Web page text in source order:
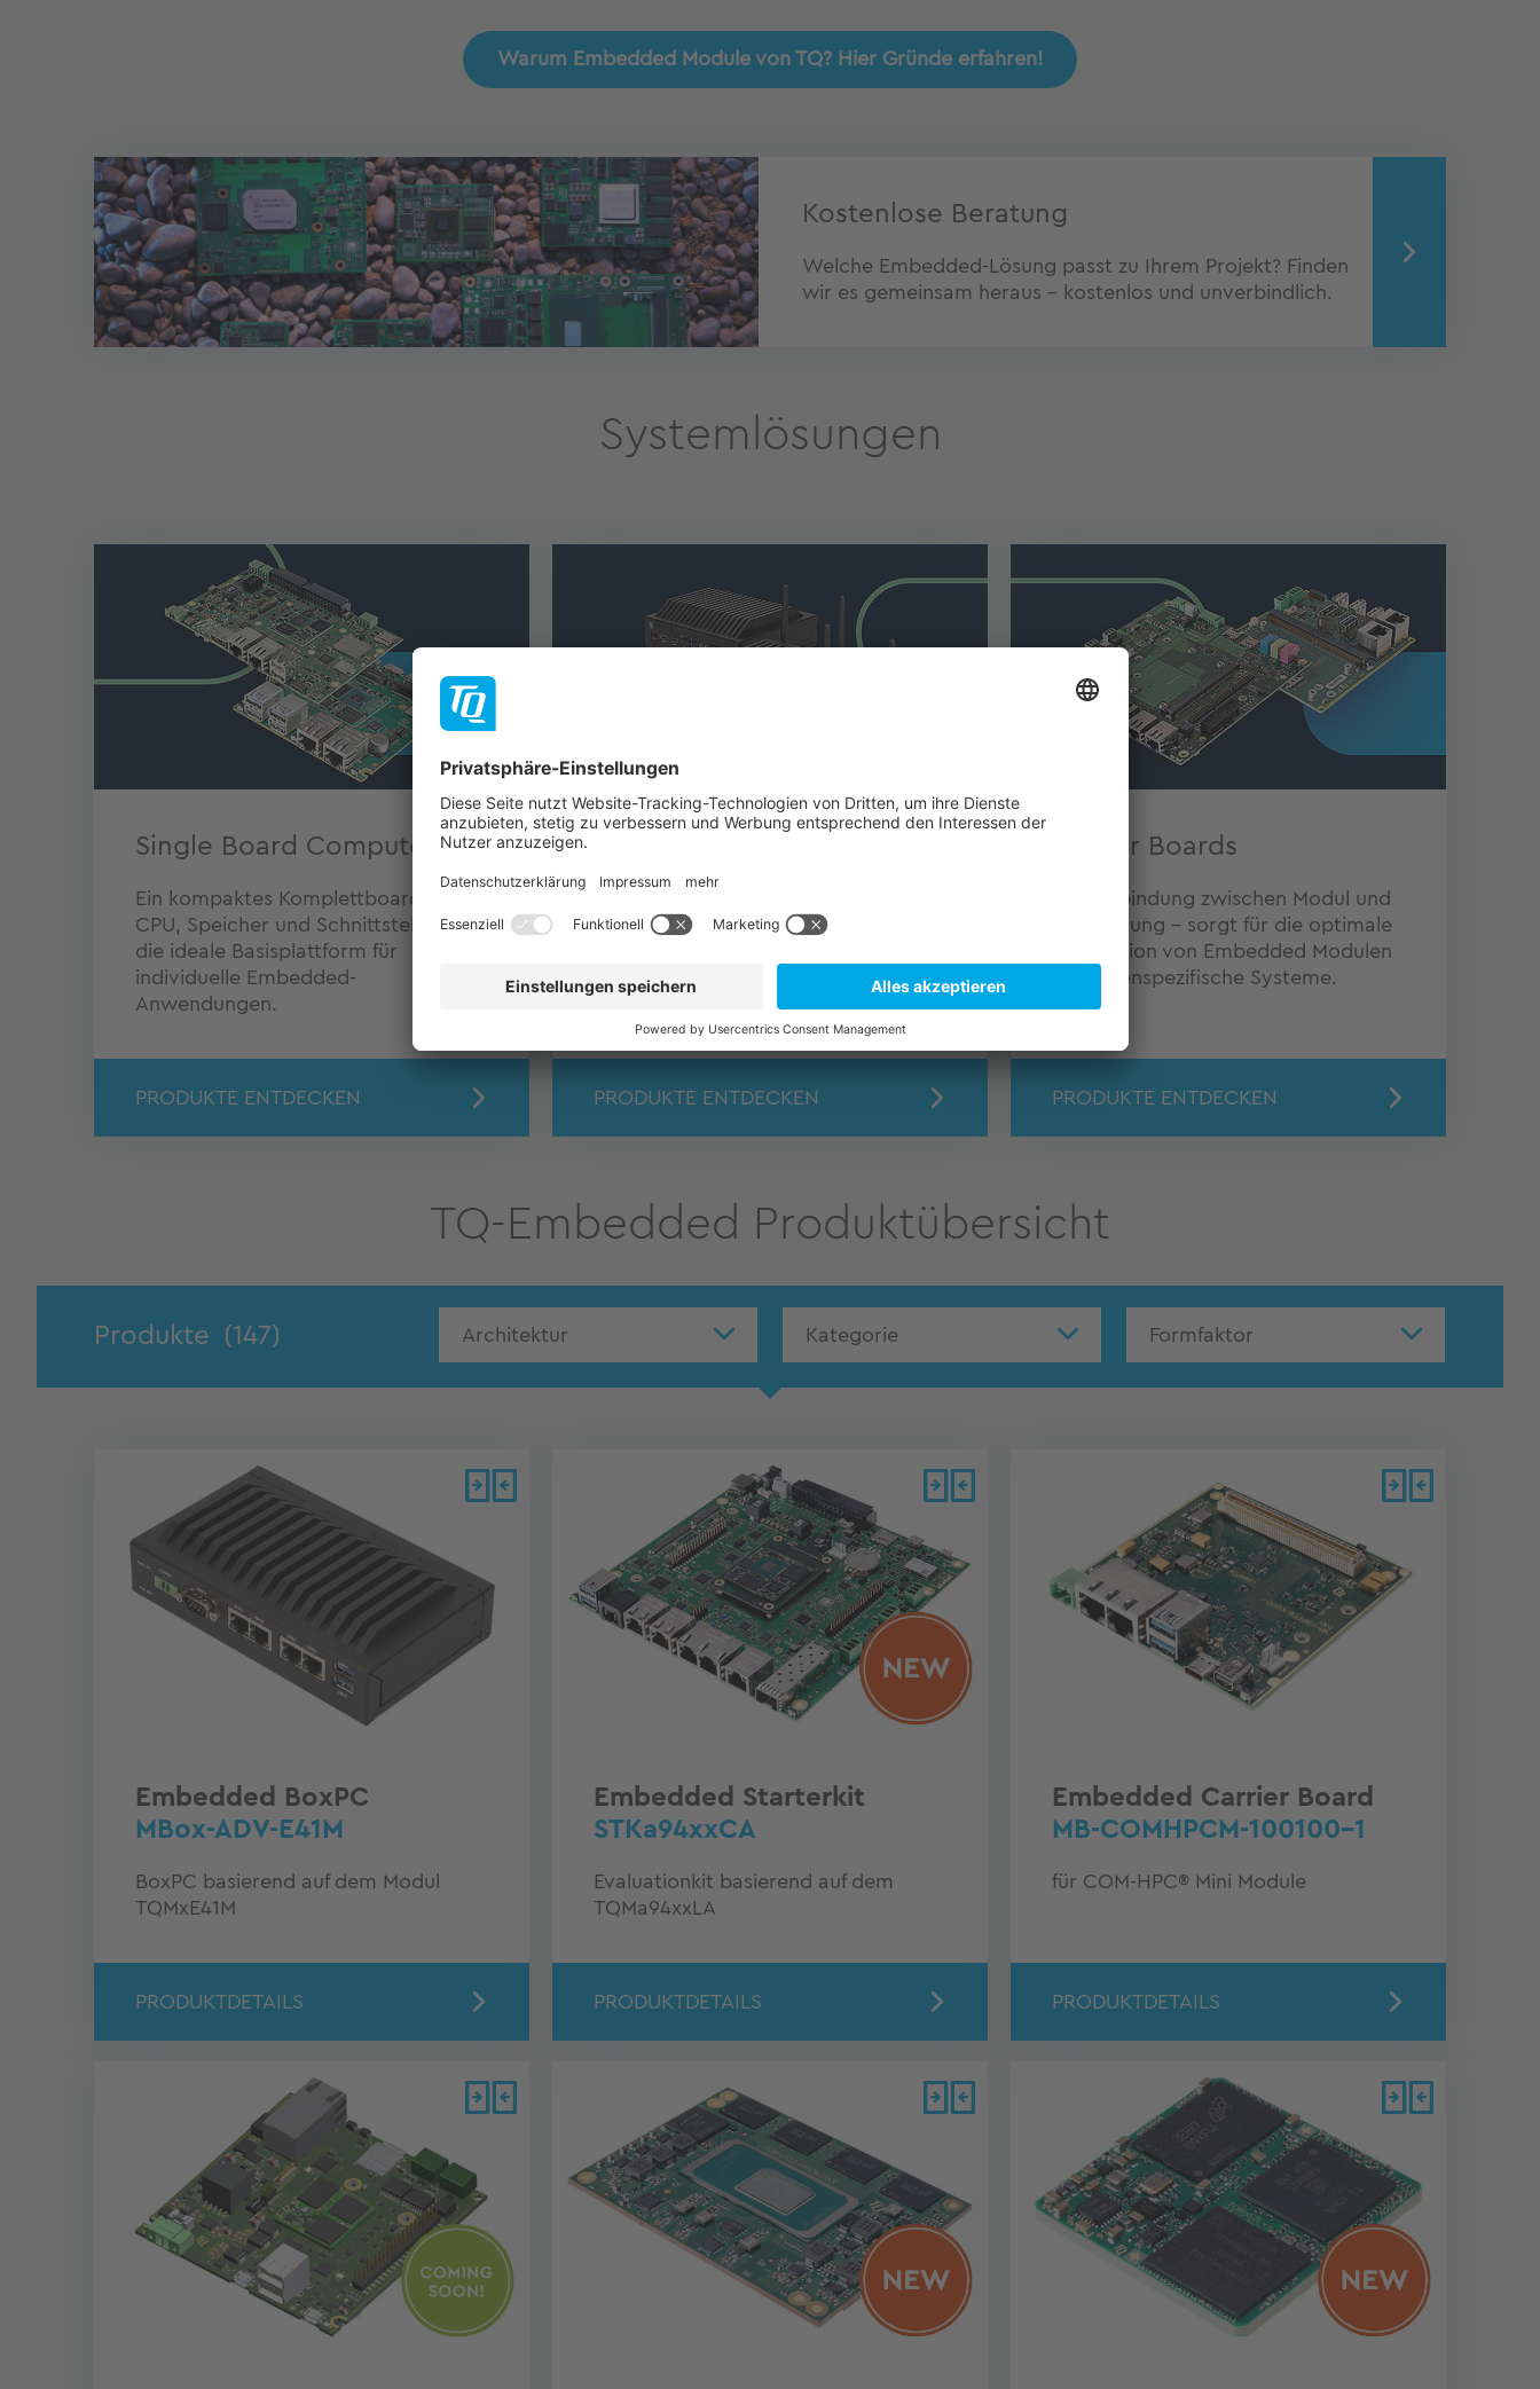
Warum Embedded Module von TQ? Hier Gründe erfahren!
Kostenlose Beratung
Welche Embedded-Lösung passt zu Ihrem Projekt? Finden
wir es gemeinsam heraus – kostenlos und unverbindlich.
Systemlösungen
Single Board Computer
Ein kompaktes Komplettboard mit
CPU, Speicher und Schnittstellen –
die ideale Basisplattform für
individuelle Embedded-
Anwendungen.
PRODUKTE ENTDECKEN
Embedded-PCs im Gehäuse – sofort
Anwendungen.
PRODUKTE ENTDECKEN
Carrier Boards
Die Verbindung zwischen Modul und
Anwendung – sorgt für die optimale
Integration von Embedded Modulen
in kundenspezifische Systeme.
PRODUKTE ENTDECKEN
TQ-Embedded Produktübersicht
Produkte (147) Architektur Kategorie Formfaktor
Embedded BoxPC
MBox-ADV-E41M
BoxPC basierend auf dem Modul
TQMxE41M
PRODUKTDETAILS
Embedded Starterkit
STKa94xxCA
Evaluationkit basierend auf dem
TQMa94xxLA
PRODUKTDETAILS
Embedded Carrier Board
MB-COMHPCM-100100-1
für COM-HPC® Mini Module
PRODUKTDETAILS